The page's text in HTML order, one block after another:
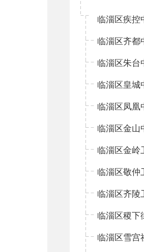
临淄区疾控
临淄区齐都
临淄区朱台
临淄区皇城
临淄区凤凰
临淄区金山
临淄区金岭
临淄区敬仲
临淄区齐陵